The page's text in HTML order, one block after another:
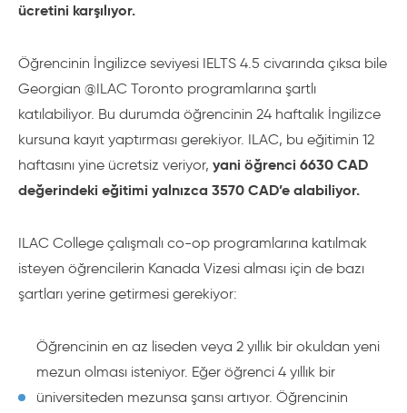
ücretini karşılıyor.
Öğrencinin İngilizce seviyesi IELTS 4.5 civarında çıksa bile
Georgian @ILAC Toronto programlarına şartlı
katılabiliyor. Bu durumda öğrencinin 24 haftalık İngilizce
kursuna kayıt yaptırması gerekiyor. ILAC, bu eğitimin 12
haftasını yine ücretsiz veriyor, yani öğrenci 6630 CAD
değerindeki eğitimi yalnızca 3570 CAD’e alabiliyor.
ILAC College çalışmalı co-op programlarına katılmak
isteyen öğrencilerin Kanada Vizesi alması için de bazı
şartları yerine getirmesi gerekiyor:
Öğrencinin en az liseden veya 2 yıllık bir okuldan yeni
mezun olması isteniyor. Eğer öğrenci 4 yıllık bir
üniversiteden mezunsa şansı artıyor. Öğrencinin